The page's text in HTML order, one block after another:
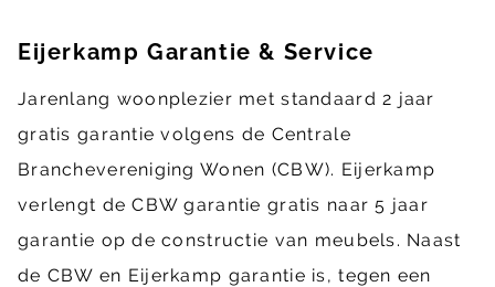
Eijerkamp Garantie & Service
Jarenlang woonplezier met standaard 2 jaar
gratis garantie volgens de Centrale
Branchevereniging Wonen (CBW). Eijerkamp
verlengt de CBW garantie gratis naar 5 jaar
garantie op de constructie van meubels. Naast
de CBW en Eijerkamp garantie is, tegen een